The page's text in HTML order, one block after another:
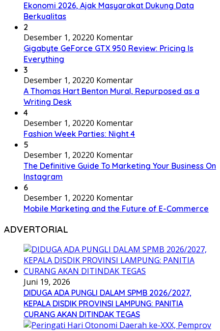
Ekonomi 2026, Ajak Masyarakat Dukung Data
Berkualitas
2
Desember 1, 20220 Komentar
Gigabyte GeForce GTX 950 Review: Pricing Is
Everything
3
Desember 1, 20220 Komentar
A Thomas Hart Benton Mural, Repurposed as a
Writing Desk
4
Desember 1, 20220 Komentar
Fashion Week Parties: Night 4
5
Desember 1, 20220 Komentar
The Definitive Guide To Marketing Your Business On
Instagram
6
Desember 1, 20220 Komentar
Mobile Marketing and the Future of E-Commerce
ADVERTORIAL
Juni 19, 2026
DIDUGA ADA PUNGLI DALAM SPMB 2026/2027,
KEPALA DISDIK PROVINSI LAMPUNG: PANITIA
CURANG AKAN DITINDAK TEGAS